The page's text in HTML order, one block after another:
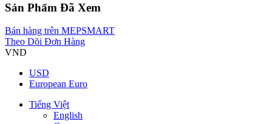
Sản Phẩm Đã Xem
Bán hàng trên MEPSMART
Theo Dõi Đơn Hàng
VND
USD
European Euro
Tiếng Việt
English